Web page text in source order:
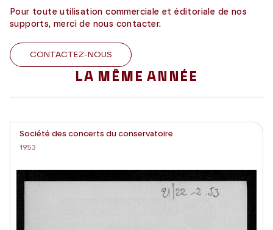
Pour toute utilisation commerciale et éditoriale de nos
supports, merci de nous contacter.
CONTACTEZ-NOUS
LA MÊME ANNÉE
Société des concerts du conservatoire
1953